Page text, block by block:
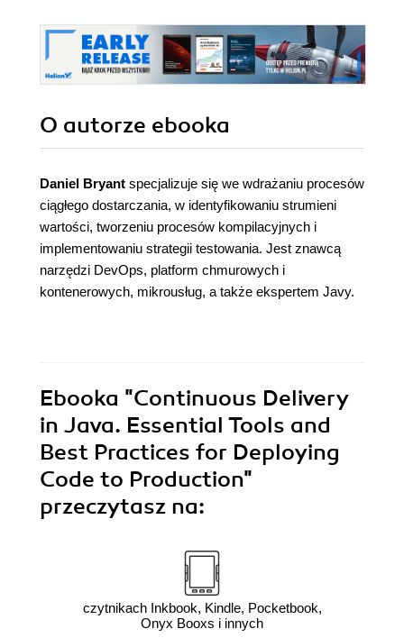
O autorze ebooka
Daniel Bryant specjalizuje się we wdrażaniu procesów
ciągłego dostarczania, w identyfikowaniu strumieni
wartości, tworzeniu procesów kompilacyjnych i
implementowaniu strategii testowania. Jest znawcą
narzędzi DevOps, platform chmurowych i
kontenerowych, mikrousług, a także ekspertem Javy.
Ebooka "Continuous Delivery
in Java. Essential Tools and
Best Practices for Deploying
Code to Production"
przeczytasz na:
czytnikach Inkbook, Kindle, Pocketbook,
Onyx Booxs i innych